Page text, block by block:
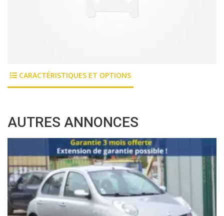
CARACTÉRISTIQUES ET OPTIONS
AUTRES ANNONCES